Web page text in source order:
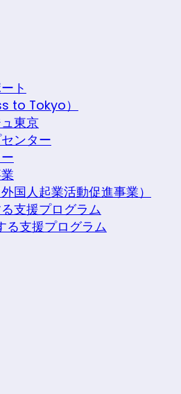
ト
to Tokyo）
東京
ンター
国人起業活動促進事業）
支援プログラム
る支援プログラム